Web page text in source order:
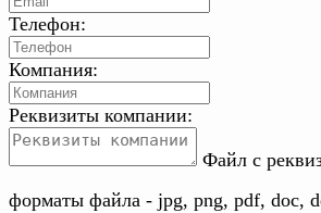
Телефон:
Компания:
Реквизиты компании:
Файл с
форматы файла - jpg, png, pdf, doc,